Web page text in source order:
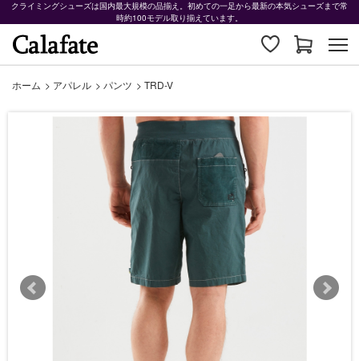
クライミングシューズは国内最大規模の品揃え。初めての一足から最新の本気シューズまで常
時約100モデル取り揃えています。
ホーム > アパレル > パンツ > TRD-V